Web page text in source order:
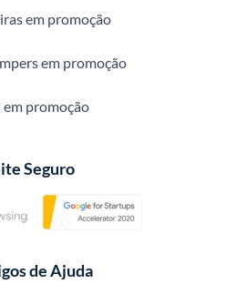
em promoção
em promoção
em promoção
Seguro
de Ajuda